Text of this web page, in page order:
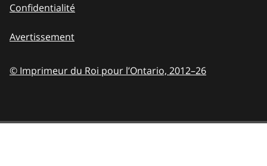
Confidentialité
Avertissement
© Imprimeur du Roi pour l’Ontario, 2012–26